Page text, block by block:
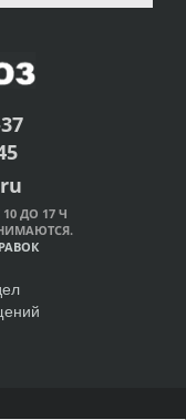
ДО 17 Ч